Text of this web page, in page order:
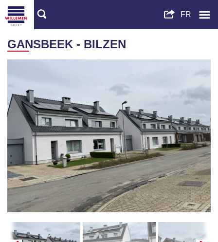
GANSBEEK - BILZEN